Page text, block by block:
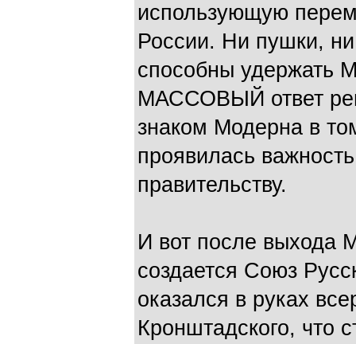
использующую
России. Ни пушки,
способны удержать
МАССОВЫЙ ответ
знаком Модерна в
проявилась
правительству.
И вот после выхода
создается Союз
оказался в руках
Кронштадского, что